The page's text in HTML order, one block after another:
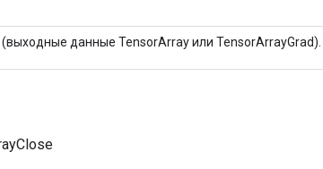
данные TensorArray или TensorArrayGrad).